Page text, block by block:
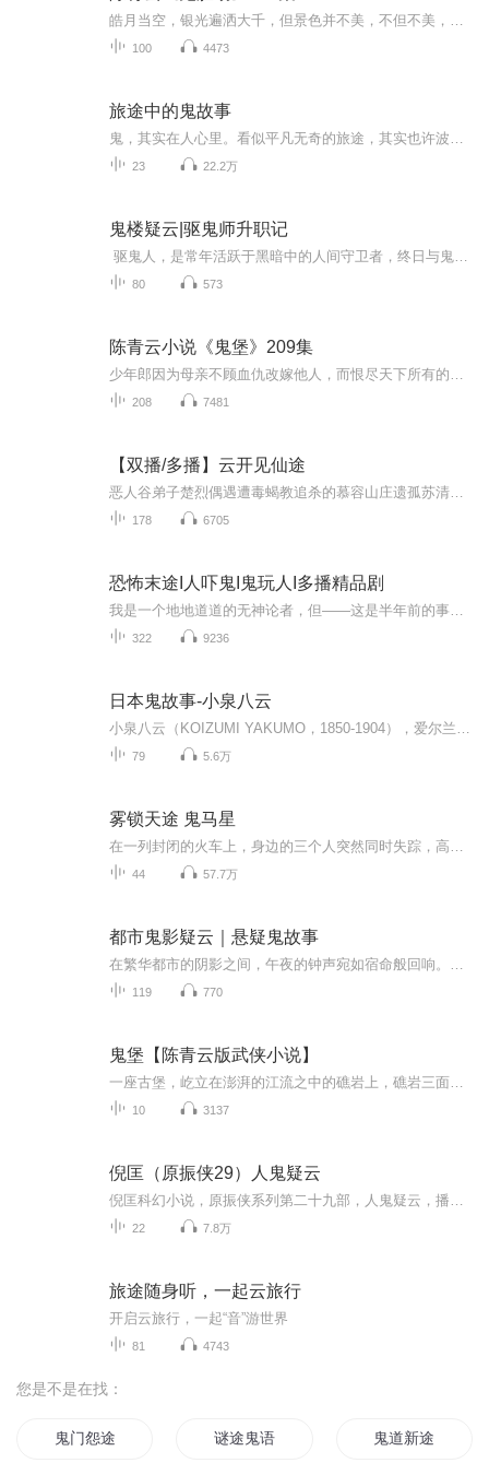
100 4473
旅途中的鬼故事
23 22.2万
鬼楼疑云|驱鬼师升职记
80 573
陈青云小说《鬼堡》209集
208 7481
【双播/多播】云开见仙途
178 6705
恐怖末途I人吓鬼I鬼玩人I多播精品剧
322 9236
日本鬼故事-小泉八云
79 5.6万
雾锁天途 鬼马星
44 57.7万
都市鬼影疑云｜悬疑鬼故事
119 770
鬼堡【陈青云版武侠小说】
10 3137
倪匡（原振侠29）人鬼疑云
22 7.8万
旅途随身听，一起云旅行
开启云旅行，一起“音”游世界
81 4743
您是不是在找：
鬼门怨途 谜途鬼语 鬼道新途